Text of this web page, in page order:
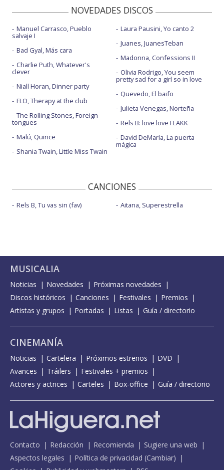
NOVEDADES DISCOS
Manuel Carrasco, Pueblo
salvaje I
Bad Gyal, Más cara
Charlie Puth, Whatever's
clever
Niall Horan, Dinner party
FLO, Therapy at the club
The Rolling Stones, Foreign
tongues
Malú, Quince
Shania Twain, Little Miss Twain
Laura Pausini, Yo canto 2
Juanes, JuanesTeban
Madonna, Confessions II
Olivia Rodrigo, You seem
pretty sad for a girl so in love
Quevedo, El baifo
Julieta Venegas, Norteña
Rels B: love love FLAKK
David DeMaría, La puerta
mágica
CANCIONES
Rels B, Tu vas sin (fav) Aitana, Superestrella
MUSICALIA
Noticias Novedades
Próximas novedades
Discos históricos
Canciones Festivales
Premios
Artistas y grupos
Portadas Listas Guía / directorio
CINEMANÍA
Noticias Cartelera Próximos estrenos
DVD
Avances
Tráilers
Festivales + premios
Actores y actrices
Carteles Box-office Guía / directorio
Contacto Redacción Recomienda
Sugiere una web
Aspectos legales
Política de privacidad (Cambiar)